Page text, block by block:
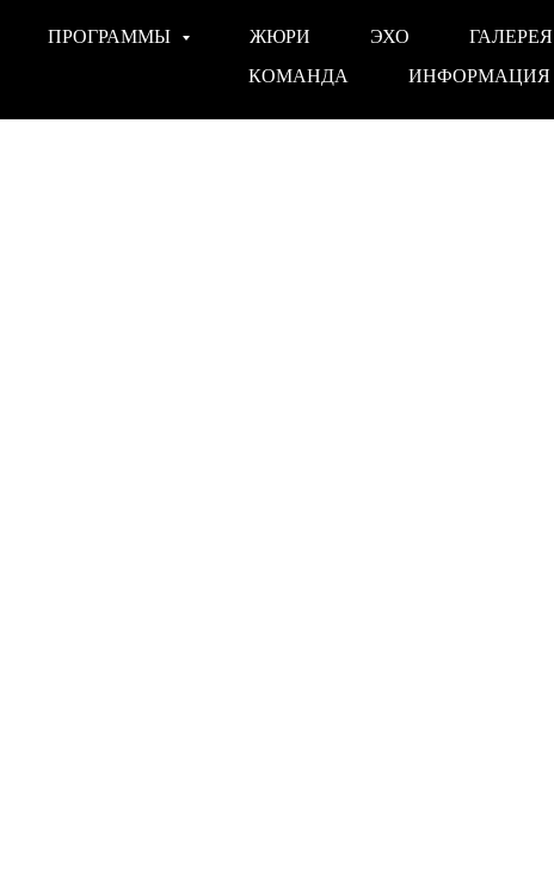
ПРОГРАММЫ ЖЮРИ ЭХО ГАЛЕРЕЯ
КОМАНДА
ИНФОРМАЦИЯ